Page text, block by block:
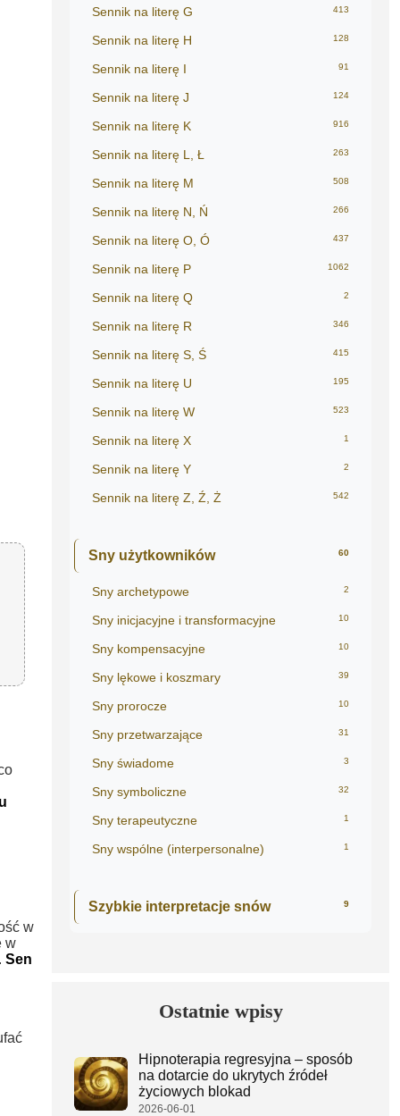
w
w
Sen
Sennik na literę G 413
Sennik na literę H 128
Sennik na literę I 91
Sennik na literę J 124
Sennik na literę K 916
Sennik na literę L, Ł 263
Sennik na literę M 508
Sennik na literę N, Ń 266
Sennik na literę O, Ó 437
Sennik na literę P 1062
Sennik na literę Q 2
Sennik na literę R 346
Sennik na literę S, Ś 415
Sennik na literę U 195
Sennik na literę W 523
Sennik na literę X 1
Sennik na literę Y 2
Sennik na literę Z, Ź, Ż 542
Sny użytkowników 60
Sny archetypowe 2
Sny inicjacyjne i transformacyjne 10
Sny kompensacyjne 10
Sny lękowe i koszmary 39
Sny prorocze 10
Sny przetwarzające 31
Sny świadome 3
Sny symboliczne 32
Sny terapeutyczne 1
Sny wspólne (interpersonalne) 1
Szybkie interpretacje snów 9
Ostatnie wpisy
Hipnoterapia regresyjna – sposób
na dotarcie do ukrytych źródeł
życiowych blokad
2026-06-01